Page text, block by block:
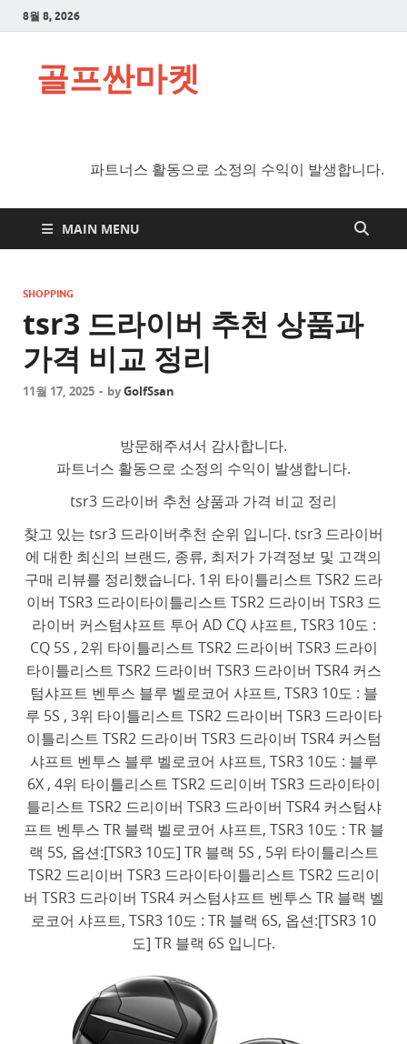
8월 8, 2026
골프싼마켓
파트너스 활동으로 소정의 수익이 발생합니다.
MAIN MENU
SHOPPING
tsr3 드라이버 추천 상품과
가격 비교 정리
11월 17, 2025 - byGolfSsan
방문해주셔서 감사합니다.
파트너스 활동으로 소정의 수익이 발생합니다.
tsr3 드라이버 추천 상품과 가격 비교 정리
찾고 있는 tsr3 드라이버추천 순위 입니다. tsr3 드라이버
에 대한 최신의 브랜드, 종류, 최저가 가격정보 및 고객의
구매 리뷰를 정리했습니다. 1위 타이틀리스트 TSR2 드라
이버 TSR3 드라이타이틀리스트 TSR2 드라이버 TSR3 드
라이버 커스텀샤프트 투어 AD CQ 샤프트, TSR3 10도 :
CQ 5S , 2위 타이틀리스트 TSR2 드라이버 TSR3 드라이
타이틀리스트 TSR2 드라이버 TSR3 드라이버 TSR4 커스
텀샤프트 벤투스 블루 벨로코어 샤프트, TSR3 10도 : 블
루 5S , 3위 타이틀리스트 TSR2 드라이버 TSR3 드라이타
이틀리스트 TSR2 드라이버 TSR3 드라이버 TSR4 커스텀
샤프트 벤투스 블루 벨로코어 샤프트, TSR3 10도 : 블루
6X , 4위 타이틀리스트 TSR2 드리이버 TSR3 드라이타이
틀리스트 TSR2 드리이버 TSR3 드라이버 TSR4 커스텀샤
프트 벤투스 TR 블랙 벨로코어 샤프트, TSR3 10도 : TR 블
랙 5S, 옵션:[TSR3 10도] TR 블랙 5S , 5위 타이틀리스트
TSR2 드리이버 TSR3 드라이타이틀리스트 TSR2 드리이
버 TSR3 드라이버 TSR4 커스텀샤프트 벤투스 TR 블랙 벨
로코어 샤프트, TSR3 10도 : TR 블랙 6S, 옵션:[TSR3 10
도] TR 블랙 6S 입니다.